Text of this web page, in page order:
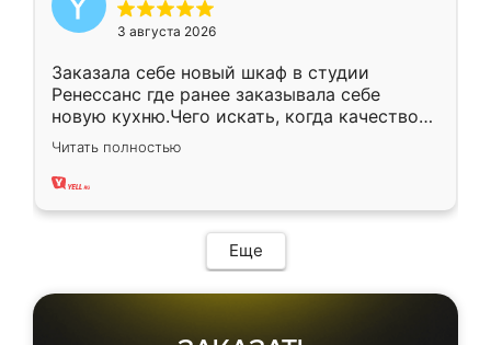
3 августа 2026
Заказала себе новый шкаф в студии
Ренессанс где ранее заказывала себе
новую кухню.Чего искать, когда качеством
вполне довольна. Служит кухня уже почти
два года, нареканий нет.
Читать полностью
Еще